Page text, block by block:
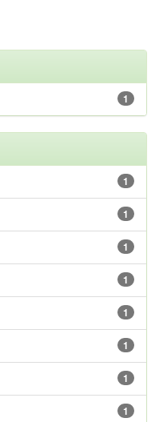
1
1
1
1
1
1
1
1
1